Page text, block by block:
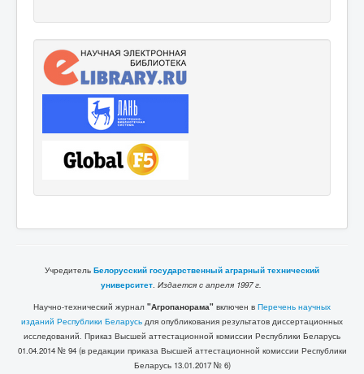
Учредитель Белорусский государственный аграрный технический
университет. Издается с апреля 1997 г.
Научно-технический журнал "Агропанорама" включен в Перечень научных
изданий Республики Беларусь для опубликования результатов диссертационных
исследований. Приказ Высшей аттестационной комиссии Республики Беларусь
01.04.2014 № 94 (в редакции приказа Высшей аттестационной комиссии Республики
Беларусь 13.01.2017 № 6)